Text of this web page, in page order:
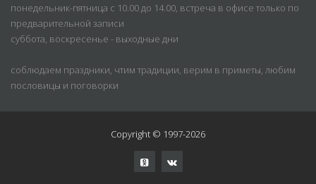
понедельник-пятница с 10.00 до 14.00, встреча в офисе только по
предварительной записи
суббота, воскресенье - выходные дни
соблюдаем праздники, чтим традиции, верим в приметы, любим
пословицы и поговорки
Copyright © 1997-2026